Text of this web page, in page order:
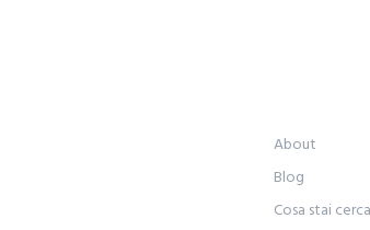
About
Blog
Cosa stai